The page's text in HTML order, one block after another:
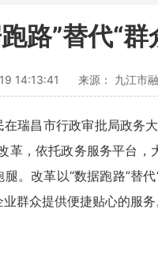
路”替代“群
14:13:41 来源： 九江市
在瑞昌市行政审批局政务
革，依托政务服务平台
。改革以“数据跑路”替
群众提供便捷贴心的服务